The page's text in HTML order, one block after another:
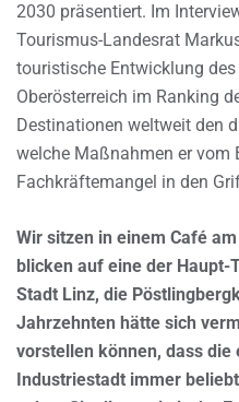
2030 präsentiert. Im
Tourismus-Landesrat
touristische Entwicklung
Oberösterreich im Ranking
Destinationen weltweit den
welche Maßnahmen er vom
Fachkräftemangel in den
Wir sitzen in einem Café
blicken auf eine der
Stadt Linz, die
Jahrzehnten hätte sich
vorstellen können, dass
Industriestadt immer